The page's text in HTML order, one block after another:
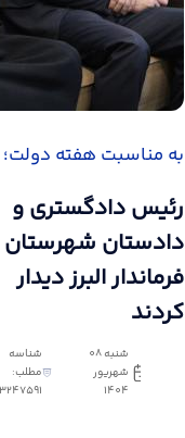
به مناسبت هفته دولت؛
رئیس دادگستری و
دادستان شهرستان
فرماندار البرز دیدار
کردند
شنبه 08
شهریور
1404
شناسه
مطلب:
3247591